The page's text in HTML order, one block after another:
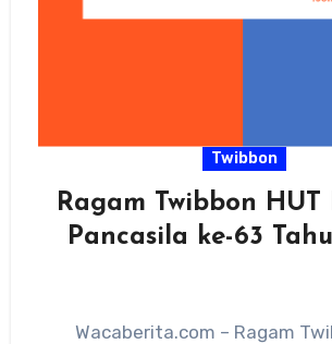
Twibbon
Ragam Twibbon HUT
Pancasila ke-63
Wacaberita.com – Ragam